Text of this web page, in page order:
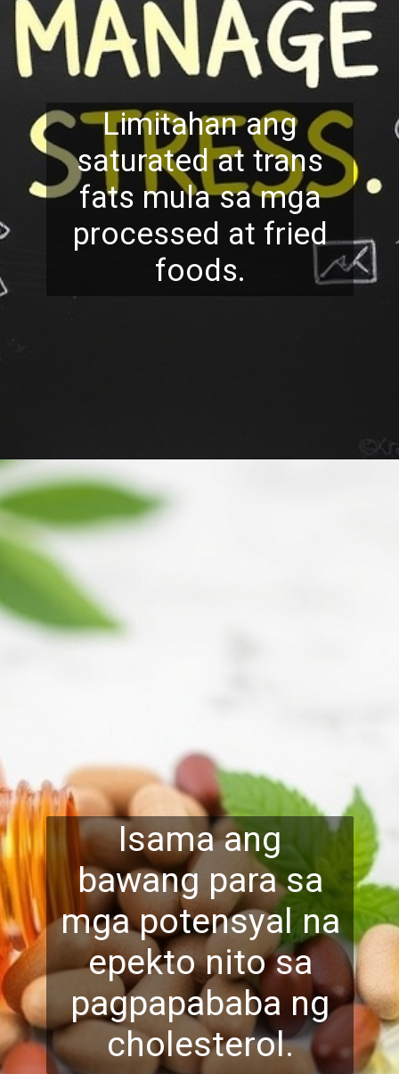
Limitahan ang
saturated at trans
fats mula sa mga
processed at fried
foods.
Isama ang
bawang para sa
mga potensyal na
epekto nito sa
pagpapababa ng
cholesterol.